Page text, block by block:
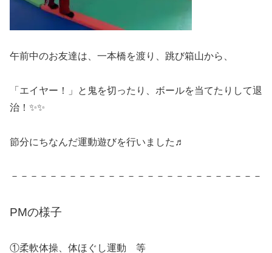
午前中のお友達は、一本橋を渡り、跳び箱山から、
「エイヤー！」と鬼を切ったり、ボールを当てたりして退
治！✨✨
節分にちなんだ運動遊びを行いました♬
－－－－－－－－－－－－－－－－－－－－－－－－－－
PMの様子
①柔軟体操、体ほぐし運動 等